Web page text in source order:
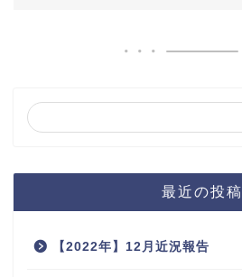
最近の投稿
【2022年】12月近況報告